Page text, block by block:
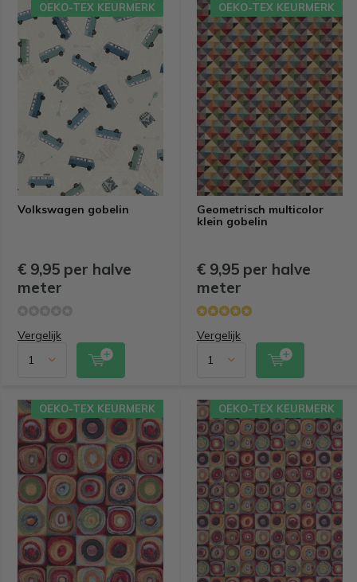
Volkswagen gobelin
OEKO-TEX KEURMERK
€ 9,95 per halve
meter
Vergelijk
Geometrisch multicolor
klein gobelin
OEKO-TEX KEURMERK
€ 9,95 per halve
meter
Vergelijk
OEKO-TEX KEURMERK OEKO-TEX KEURMERK